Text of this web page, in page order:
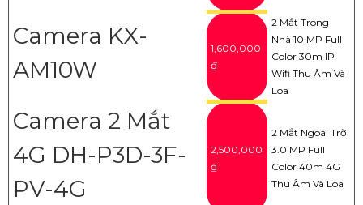
Camera KX-
AM10W
1,600,000
₫
2 Mắt Trong
Nhà 10 MP Full
Color 30m IP
Wifi Thu Âm Và
Loa
Camera 2 Mắt
4G DH-P3D-3F-
PV-4G
2,500,000
₫
2 Mắt Ngoài Trời
3.0 MP Full
Color 40m 4G
Thu Âm Và Loa